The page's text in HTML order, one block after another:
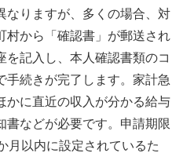
なりますが、多くの場合、対
村から「確認書」が郵送され
を記入し、本人確認書類のコ
手続きが完了します。家計急
かに直近の収入が分かる給与
書などが必要です。申請期限
月以内に設定されているた